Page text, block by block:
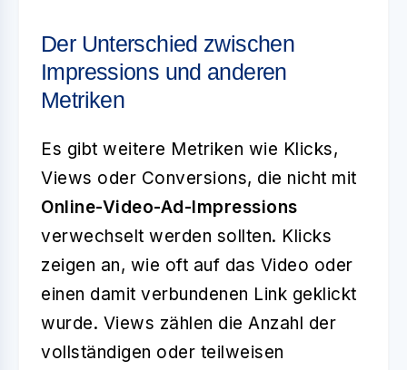
Der Unterschied zwischen
Impressions und anderen
Metriken
Es gibt weitere Metriken wie Klicks,
Views oder Conversions, die nicht mit
Online-Video-Ad-Impressions
verwechselt werden sollten. Klicks
zeigen an, wie oft auf das Video oder
einen damit verbundenen Link geklickt
wurde. Views zählen die Anzahl der
vollständigen oder teilweisen